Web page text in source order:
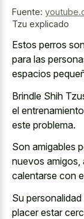
Fuente:
Tzu explicado
Estos perros
para las
espacios
Brindle Shih
el
este problema.
Son amigables
nuevos amigos,
calentarse con
Su
placer estar